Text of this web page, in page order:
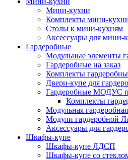
Мини-кухни
Комплекты мини-
Столы к мини-кухням
Аксессуары для мини-
Гардеробные
Модульные элементы
Гардеробные на заказ
Комплекты
Двери-купе для
Гардеробные МОДУС
Комплекты
Модульная
Модули гардеробной
Аксессуары для
Шкафы-купе
Шкафы-купе ЛДСП
Шкафы-купе со